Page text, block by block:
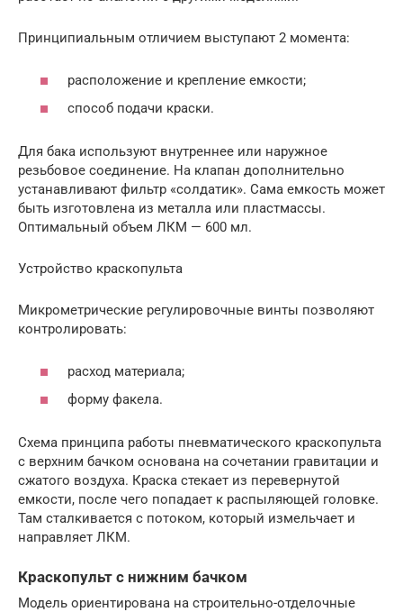
Принципиальным отличием выступают 2 момента:
расположение и крепление емкости;
способ подачи краски.
Для бака используют внутреннее или наружное
резьбовое соединение. На клапан дополнительно
устанавливают фильтр «солдатик». Сама емкость может
быть изготовлена из металла или пластмассы.
Оптимальный объем ЛКМ — 600 мл.
Устройство краскопульта
Микрометрические регулировочные винты позволяют
контролировать:
расход материала;
форму факела.
Схема принципа работы пневматического краскопульта
с верхним бачком основана на сочетании гравитации и
сжатого воздуха. Краска стекает из перевернутой
емкости, после чего попадает к распыляющей головке.
Там сталкивается с потоком, который измельчает и
направляет ЛКМ.
Краскопульт с нижним бачком
Модель ориентирована на строительно-отделочные